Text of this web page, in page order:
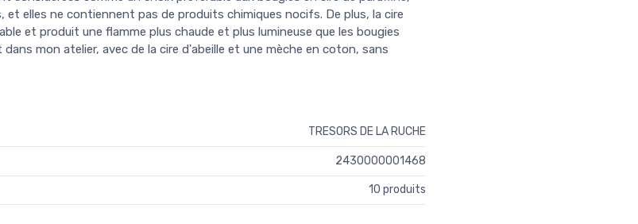
et elles ne contiennent pas de produits chimiques nocifs. De plus, la cire
et produit une flamme plus chaude et plus lumineuse que les bougies
mon atelier, avec de la cire d'abeille et une mèche en coton, sans
TRESORS DE LA RUCHE
2430000001468
10 produits